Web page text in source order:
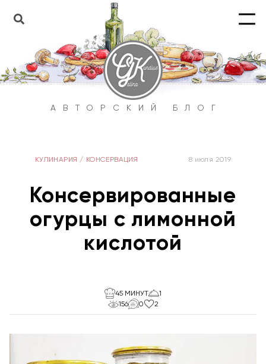
АВТОРСКИЙ БЛОГ
КУЛИНАРИЯ / КОНСЕРВАЦИЯ 8 июля 2019
Консервированные
огурцы с лимонной
кислотой
45 МИНУТ
1
156
0 2